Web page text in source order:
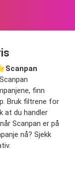
Scanpan
finn
Bruk filtrene for
at du handler
Scanpan er på
nå? Sjekk